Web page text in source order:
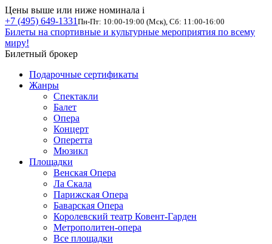
Цены выше или ниже номинала i
+7 (495) 649-1331 Пн-Пт: 10:00-19:00 (Мск), Сб: 11:00-16:00
Билеты на спортивные и культурные мероприятия по всему
миру!
Билетный брокер
Подарочные сертификаты
Жанры
Спектакли
Балет
Опера
Концерт
Оперетта
Мюзикл
Площадки
Венская Опера
Ла Скала
Парижская Опера
Баварская Опера
Королевский театр Ковент-Гарден
Метрополитен-опера
Все площадки